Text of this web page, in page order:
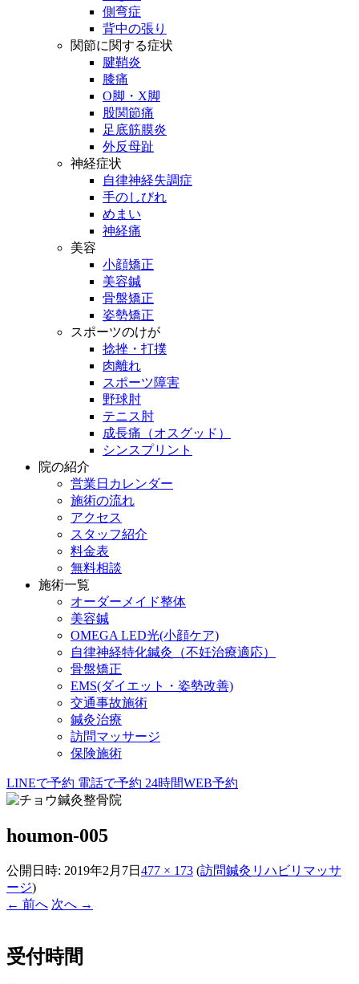
側弯症
背中の張り
関節に関する症状
腱鞘炎
膝痛
O脚・X脚
股関節痛
足底筋膜炎
外反母趾
神経症状
自律神経失調症
手のしびれ
めまい
神経痛
美容
小顔矯正
美容鍼
骨盤矯正
姿勢矯正
スポーツのけが
捻挫・打撲
肉離れ
スポーツ障害
野球肘
テニス肘
成長痛（オスグッド）
シンスプリント
院の紹介
営業日カレンダー
施術の流れ
アクセス
スタッフ紹介
料金表
無料相談
施術一覧
オーダーメイド整体
美容鍼
OMEGA LED光(小顔ケア)
自律神経特化鍼灸（不妊治療適応）
骨盤矯正
EMS(ダイエット・姿勢改善)
交通事故施術
鍼灸治療
訪問マッサージ
保険施術
LINEで予約 電話で予約 24時間WEB予約
houmon-005
公開日時: 2019年2月7日 477 × 173 (訪問鍼灸リハビリマッサ
ージ)
← 前へ 次へ →
受付時間